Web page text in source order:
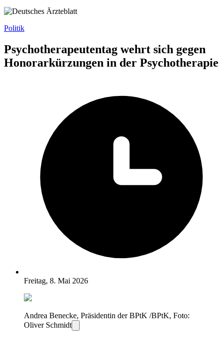
Politik
Psychotherapeutentag wehrt sich gegen
Honorarkürzungen in der Psychotherapie
Freitag, 8. Mai 2026
Andrea Benecke, Präsidentin der BPtK /BPtK, Foto:
Oliver Schmidt